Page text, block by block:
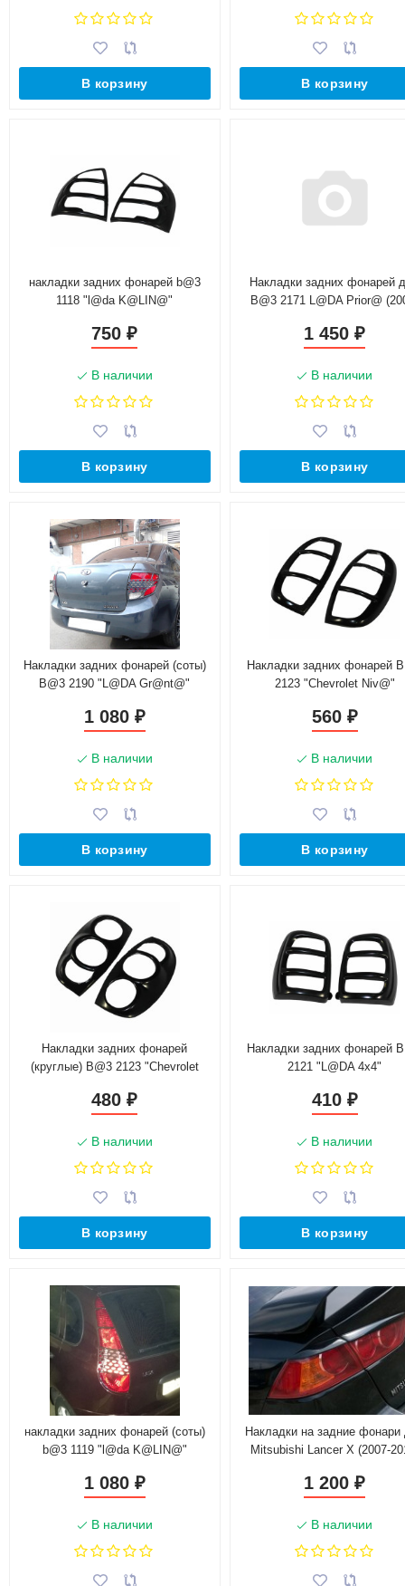
В корзину В корзину
накладки задних фонарей b@3
1118 "l@da K@LIN@"
750₽
В наличии
В корзину
Накладки задних фонарей
B@3 2171 L@DA Prior@
1 450₽
В наличии
В корзину
Накладки задних фонарей (соты)
B@3 2190 "L@DA Gr@nt@"
1 080 ₽
В наличии
В корзину
Накладки задних фонарей
2123 "Chevrolet Niv@"
560 ₽
В наличии
В корзину
Накладки задних фонарей
(круглые) B@3 2123 "Chevrolet
480₽
В наличии
В корзину
Накладки задних фонарей
2121 "L@DA 4х4"
410 ₽
В наличии
В корзину
накладки задних фонарей (соты)
b@3 1119 "l@da K@LIN@"
1 080 ₽
В наличии
Накладки на задние фонари
Mitsubishi Lancer X (2007-
1 200₽
В наличии